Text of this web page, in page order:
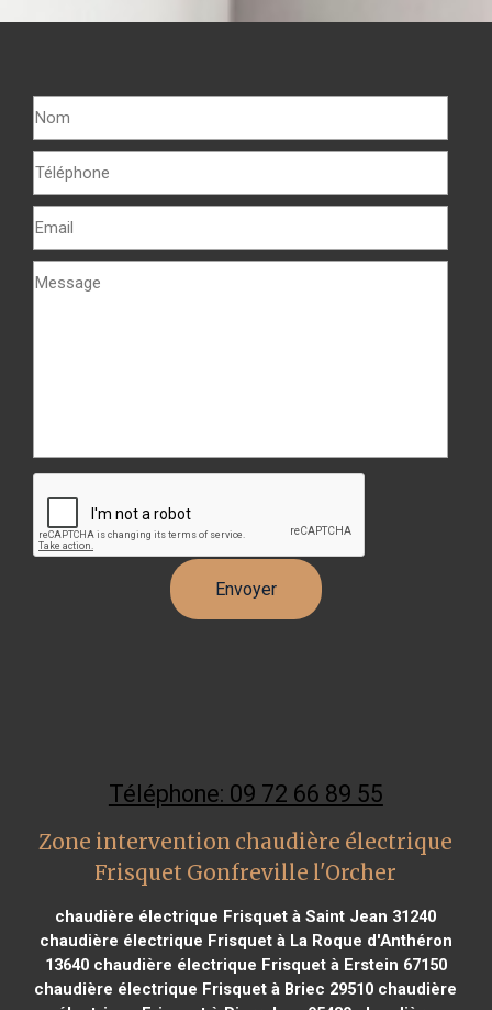
Téléphone: 09 72 66 89 55
Zone intervention chaudière électrique
Frisquet Gonfreville l'Orcher
chaudière électrique Frisquet à Saint Jean 31240
chaudière électrique Frisquet à La Roque d'Anthéron
13640chaudière électrique Frisquet à Erstein 67150
chaudière électrique Frisquet à Briec 29510 chaudière